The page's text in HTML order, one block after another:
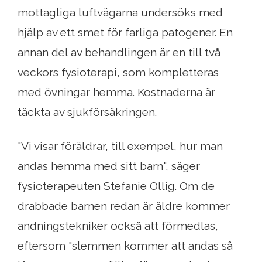
mottagliga luftvägarna undersöks med
hjälp av ett smet för farliga patogener. En
annan del av behandlingen är en till två
veckors fysioterapi, som kompletteras
med övningar hemma. Kostnaderna är
täckta av sjukförsäkringen.
"Vi visar föräldrar, till exempel, hur man
andas hemma med sitt barn", säger
fysioterapeuten Stefanie Ollig. Om de
drabbade barnen redan är äldre kommer
andningstekniker också att förmedlas,
eftersom "slemmen kommer att andas så